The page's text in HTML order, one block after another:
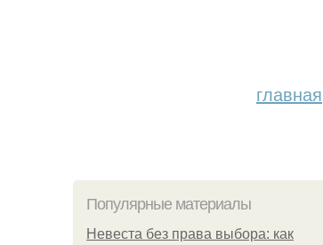
главная
Популярные материалы
Невеста без права выбора: как